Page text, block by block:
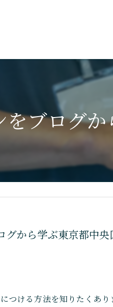
をブログ
グから学ぶ東京都中
つける方法を知りたくあ